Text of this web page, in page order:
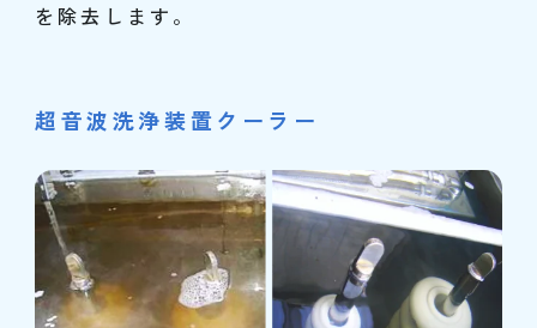
を除去します。
超音波洗浄装置クーラー